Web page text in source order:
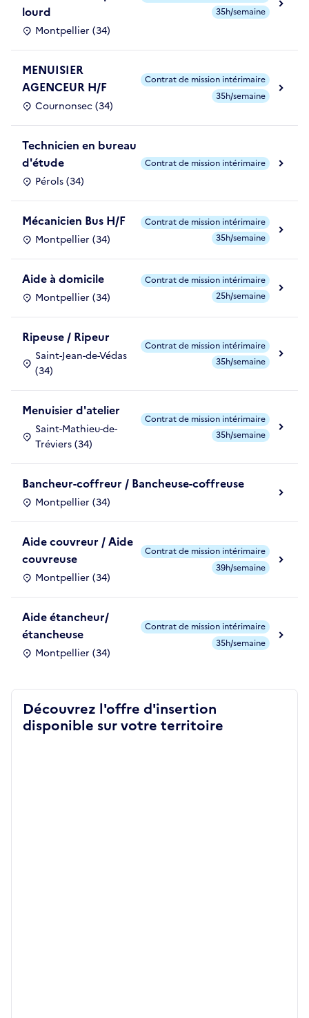
lourd
Montpellier (34)
35h/semaine
MENUISIER
AGENCEUR H/F
Cournonsec (34)
Contrat de mission intérimaire
35h/semaine
Technicien en bureau
d'étude
Pérols (34)
Contrat de mission intérimaire
Mécanicien Bus H/F
Montpellier (34)
Contrat de mission intérimaire
35h/semaine
Aide à domicile
Montpellier (34)
Contrat de mission intérimaire
25h/semaine
Ripeuse / Ripeur
Saint-Jean-de-Védas
(34)
Contrat de mission intérimaire
35h/semaine
Menuisier d'atelier
Saint-Mathieu-de-
Tréviers (34)
Contrat de mission intérimaire
35h/semaine
Bancheur-coffreur / Bancheuse-coffreuse
Montpellier (34)
Aide couvreur / Aide
couvreuse
Montpellier (34)
Contrat de mission intérimaire
39h/semaine
Aide étancheur/
étancheuse
Montpellier (34)
Contrat de mission intérimaire
35h/semaine
Découvrez l'offre d'insertion
disponible sur votre territoire